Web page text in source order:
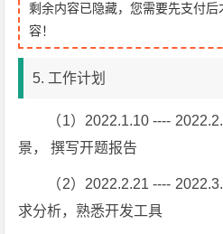
剩余内容已隐藏，您需要先支付
容！
5. 工作计划
（1）2022.1.10 ----
景， 撰写开题报告
（2）2022.2.21 ----
求分析，熟悉开发工具